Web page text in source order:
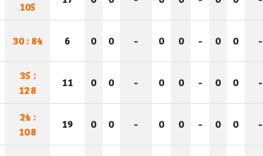
105
30 : 84 6 0 0 - 0 0 - 0 0 -
35 :
128
11 0 0 - 0 0 - 0 0 -
24 :
108
19 0 0 - 0 0 - 0 0 -